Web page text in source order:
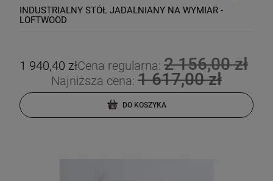
INDUSTRIALNY STÓŁ JADALNIANY NA WYMIAR -
LOFTWOOD
1 940,40 złCena regularna: 2 156,00 zł
Najniższa cena: 1 617,00 zł
DO KOSZYKA